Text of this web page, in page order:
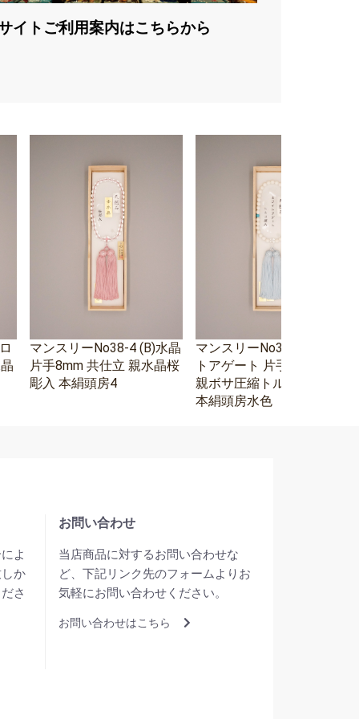
イトご利用案内はこちらから
マンスリーNo38-4 (B)水晶
片手8mm 共仕立 親水晶桜
彫入 本絹頭房4
マンスリーNo38-3 ホワイ
トアゲート 片手8mm 水晶
親ボサ圧縮トルコ石二天
本絹頭房水色
よ
か
さ
お問い合わせ
当店商品に対するお問い合わせな
ど、下記リンク先のフォームよりお
気軽にお問い合わせください。
お問い合わせはこちら